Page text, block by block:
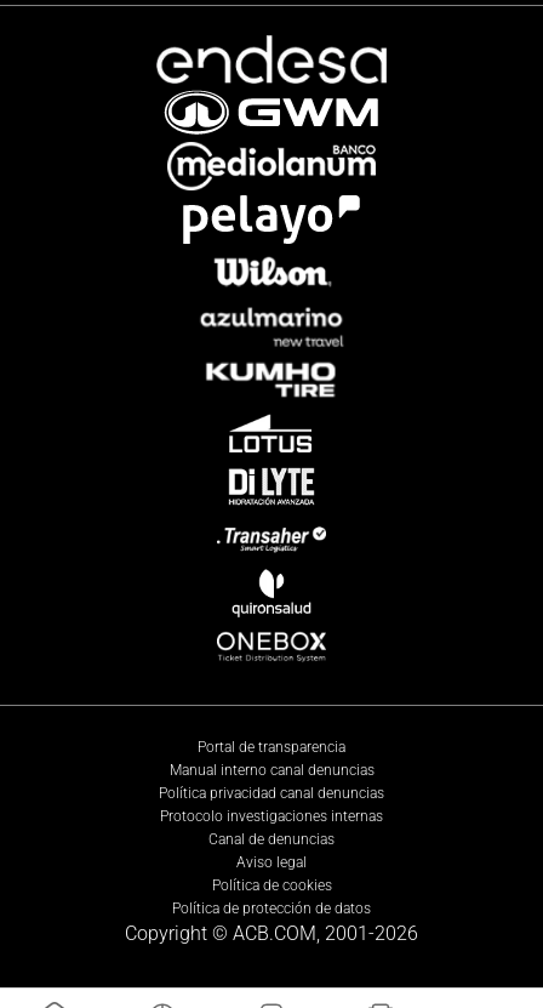
Portal de transparencia
Manual interno canal denuncias
Política privacidad canal denuncias
Protocolo investigaciones internas
Canal de denuncias
Aviso legal
Política de cookies
Política de protección de datos
Copyright © ACB.COM, 2001-2026